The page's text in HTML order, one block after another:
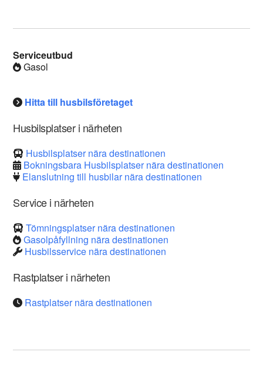
Serviceutbud
Gasol
Hitta till husbilsföretaget
Husbilsplatser i närheten
Husbilsplatser nära destinationen
Bokningsbara Husbilsplatser nära destinationen
Elanslutning till husbilar nära destinationen
Service i närheten
Tömningsplatser nära destinationen
Gasolpåfyllning nära destinationen
Husbilsservice nära destinationen
Rastplatser i närheten
Rastplatser nära destinationen